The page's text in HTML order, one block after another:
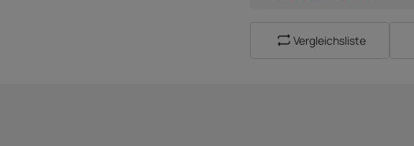
Vergleichsliste